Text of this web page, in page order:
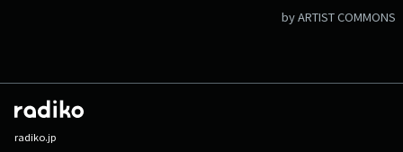
by ARTIST COMMONS
radiko.jp